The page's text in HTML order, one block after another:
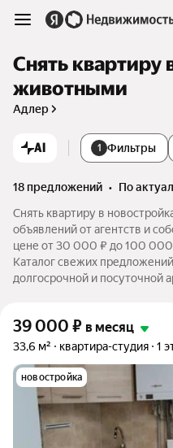
Снять квартиру
животными
Адлер
AI 1 Фильтры
18 предложений •
по
Снять квартиру в
объявлений от агентств и
цене от 30 000 ₽ до 100
Каталог свежих
долгосрочной и посуточной
39 000 ₽ в месяц
33,6 м² квартира-студия 1
новостройка